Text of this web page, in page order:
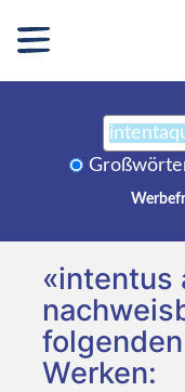
«intentus
Werken: